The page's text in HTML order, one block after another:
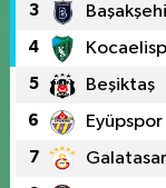
3
4
5 Beşiktaş
6 Eyüpspor
7